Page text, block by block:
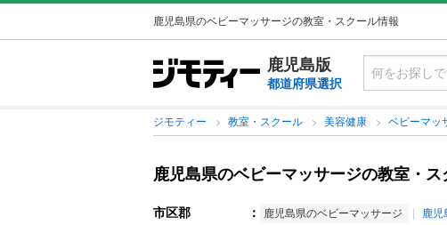
鹿児島県のベビーマッサージの教室・スクール情報
鹿児島版
都道府県選択
ジモティー 教室・スクール 美容健康 ベビーマッ
鹿児島県のベビーマッサージの教室・ス
市区郡 ： 鹿児島県のベビーマッサージ 鹿児